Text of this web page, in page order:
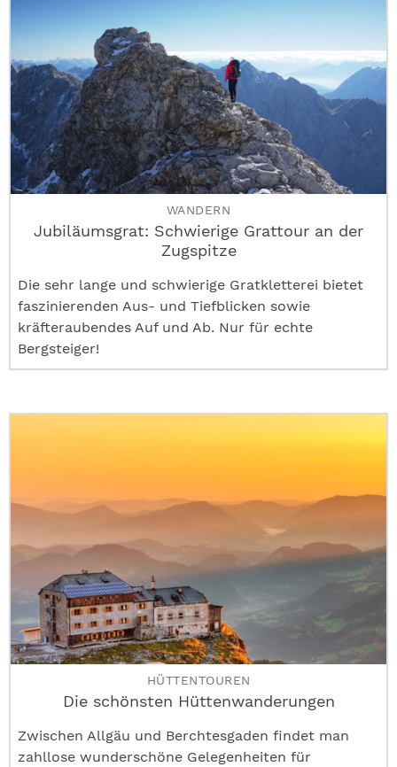
WANDERN
Jubiläumsgrat: Schwierige Grattour an der
Zugspitze
Die sehr lange und schwierige Gratkletterei bietet
faszinierenden Aus- und Tiefblicken sowie
kräfteraubendes Auf und Ab. Nur für echte
Bergsteiger!
HÜTTENTOUREN
Die schönsten Hüttenwanderungen
Zwischen Allgäu und Berchtesgaden findet man
zahllose wunderschöne Gelegenheiten für